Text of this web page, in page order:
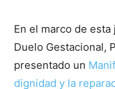
En el marco de
Duelo Gestacional,
presentado un
dignidad y la